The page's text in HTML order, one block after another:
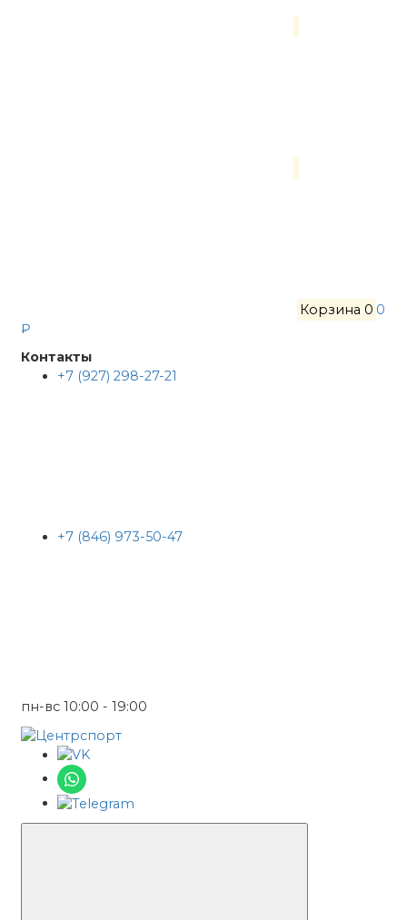
Корзина 0 0
₽
Контакты
+7 (927) 298-27-21
+7 (846) 973-50-47
пн-вс 10:00 - 19:00